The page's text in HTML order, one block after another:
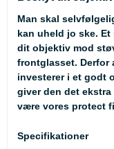
Man skal
kan uheld jo ske.
dit objektiv mod
frontglasset. Derfor
investerer i et godt
giver den det
være vores protect
Specifikationer